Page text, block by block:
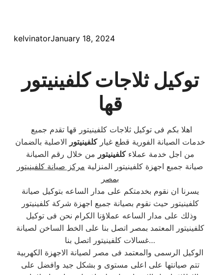
kelvinatorJanuary 18, 2024
توكيل ثلاجات كلفينيتور
قها
خدمات الصيانة الفورية قطع غياركلفينيتور الاصلية بالضمان
من اجل خدمة عملاءكلفينيتور من خلال رقم الصيانة
صيانة جميع اجهزة كلفينيتور المنزلية مركز صيانة كلفينيتور
بمصر
يسرنا ان نقوم بخدمتكم على مدار الساعه بتوكيل صيانة
كلفينيتور حيث نقوم بصيانة جميع اجهزة شركة كلفينيتور
كلفينيتور المعتمد بمصر اتصل بنا على الخط الساخن لصيانة
غسالات كلفينيتور اتصل بنا…
الوكيل الرسمى والمعتمد فى مصر لصيانة الاجهزة الكهربية
تتم صيانتها على اعلى مستوى و بشكل جيد وافضل على